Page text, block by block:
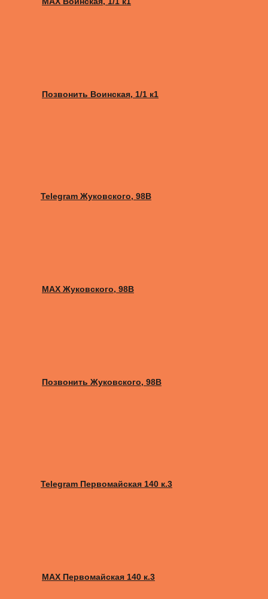
Позвонить Воинская, 1/1 к1
Telegram Жуковского, 98B
MAX Жуковского, 98B
Позвонить Жуковского, 98B
Telegram Первомайская 140 к.3
MAX Первомайская 140 к.3